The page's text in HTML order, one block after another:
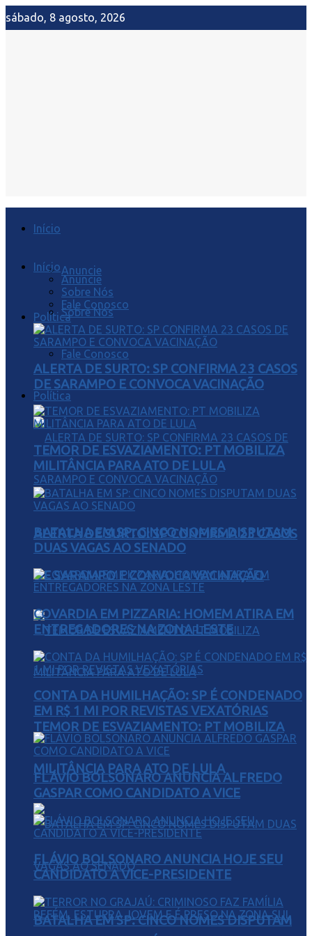
sábado, 8 agosto, 2026
Início
Anuncie
Sobre Nós
Fale Conosco
Política
ALERTA DE SURTO: SP CONFIRMA 23 CASOS
DE SARAMPO E CONVOCA VACINAÇÃO
TEMOR DE ESVAZIAMENTO: PT MOBILIZA
MILITÂNCIA PARA ATO DE LULA
BATALHA EM SP: CINCO NOMES DISPUTAM
Início
Anuncie
Sobre Nós
Fale Conosco
Política
ALERTA DE SURTO: SP CONFIRMA 23 CASOS
DE SARAMPO E CONVOCA VACINAÇÃO
TEMOR DE ESVAZIAMENTO: PT MOBILIZA
MILITÂNCIA PARA ATO DE LULA
BATALHA EM SP: CINCO NOMES DISPUTAM
DUAS VAGAS AO SENADO
COVARDIA EM PIZZARIA: HOMEM ATIRA EM
ENTREGADORES NA ZONA LESTE
CONTA DA HUMILHAÇÃO: SP É CONDENADO
EM R$ 1 MI POR REVISTAS VEXATÓRIAS
FLÁVIO BOLSONARO ANUNCIA ALFREDO
GASPAR COMO CANDIDATO A VICE
FLÁVIO BOLSONARO ANUNCIA HOJE SEU
CANDIDATO A VICE-PRESIDENTE